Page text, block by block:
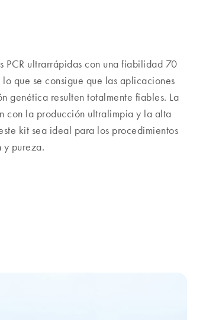
PCR ultrarrápidas con una fiabilidad 70
que se consigue que las aplicaciones
genética resulten totalmente fiables. La
con la producción ultralimpia y la alta
kit sea ideal para los procedimientos
y pureza.